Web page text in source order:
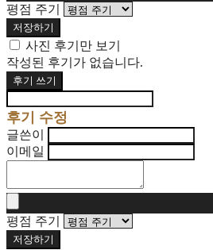
평점 주기
저장하기
사진 후기만 보기
작성된 후기가 없습니다.
후기 쓰기
후기 수정
글쓴이
이메일
평점 주기
저장하기